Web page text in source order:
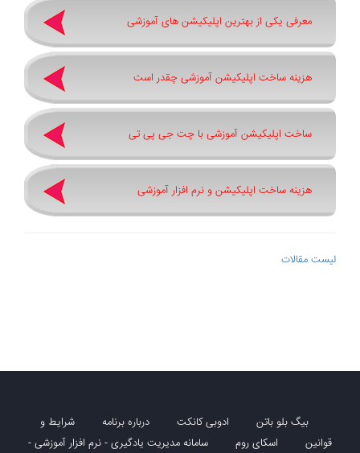
معرفی یکی از بهترین اپلیکیشن های آموزشی
هزینه ساخت اپلیکیشن آموزشی چقدر است
ساخت اپلیکیشن آموزشی با چت جی پی تی
هزینه ساخت اپلیکیشن و نرم افزار آموزشی
لیست مقالات
بیگ بلو باتن ادوبی کانکت درباره برنامه
شرایط و
قوانین
اسکای روم سامانه مدیریت یادگیری - نرم افزار آموزشی -